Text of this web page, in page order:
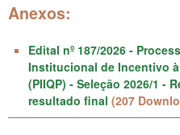
Anexos:
Edital nº 187/2026 -
Institucional de Incentivo
(PIIQP) - Seleção 2026/1 -
resultado final (207